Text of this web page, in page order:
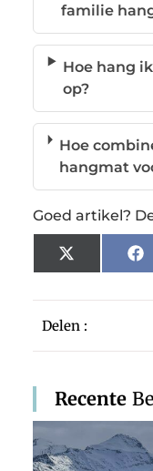
Delen :
Recente
familie
Hoe hang
op?
Hoe
hangmat
Goed artikel?
X
(Twitter)